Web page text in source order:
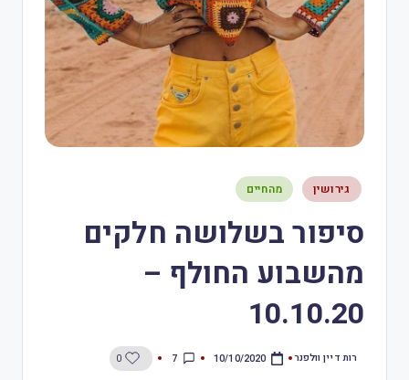
גירושין מהחיים
סיפור בשלושה חלקים
מהשבוע החולף –
10.10.20
רות דיין וולפנר 10/10/2020
7
0